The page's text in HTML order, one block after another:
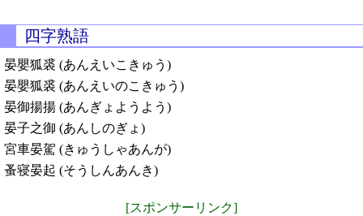
四字熟語
晏嬰狐裘 (あんえいこきゅう)
晏嬰狐裘 (あんえいのこきゅう)
晏御揚揚 (あんぎょようよう)
晏子之御 (あんしのぎょ)
宮車晏駕 (きゅうしゃあんが)
蚤寝晏起 (そうしんあんき)
[スポンサーリンク]